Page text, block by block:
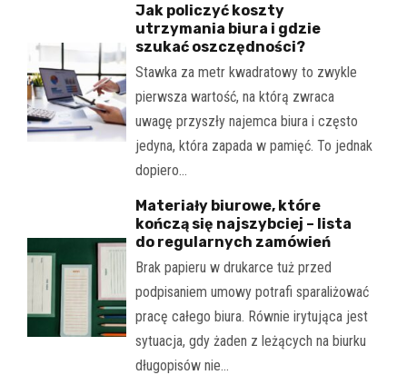
Jak policzyć koszty
utrzymania biura i gdzie
szukać oszczędności?
Stawka za metr kwadratowy to zwykle
pierwsza wartość, na którą zwraca
uwagę przyszły najemca biura i często
jedyna, która zapada w pamięć. To jednak
dopiero…
Materiały biurowe, które
kończą się najszybciej – lista
do regularnych zamówień
Brak papieru w drukarce tuż przed
podpisaniem umowy potrafi sparaliżować
pracę całego biura. Równie irytująca jest
sytuacja, gdy żaden z leżących na biurku
długopisów nie…